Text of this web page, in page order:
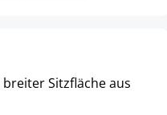
Sitzfläche aus